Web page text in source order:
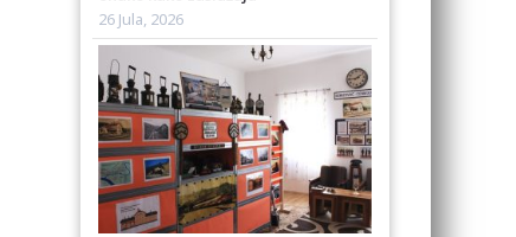
26 Jula, 2026